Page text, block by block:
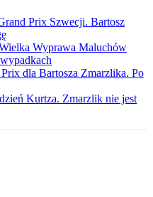
Prix Szwecji. Bartosz
Wyprawa Maluchów
dla Bartosza Zmarzlika. Po
Kurtza. Zmarzlik nie jest